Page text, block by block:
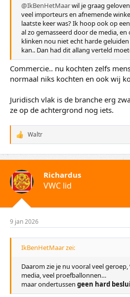
@IkBenHetMaarwil je graag
veel importeurs en afnemende
laatste keer was? Ik hoop ook op
al zo gemasseerd door de media,
klinken nou niet echt harde
kan.. Dan had dit allang verteld
Commercie.. nu kochten zelfs
normaal niks kochten en ook wij
Juridisch vlak is de branche erg
ze op de achtergrond nog iets.
W
a
a
r
d
e
r
i
n
e
n
Waltr
Richardus
VWC lid
9 jan 2026
IkBenHetMaar zei:
Daarom zie je nu vooral veel geroep,
media, veel proefballonnen…
maar ondertussen geen hard